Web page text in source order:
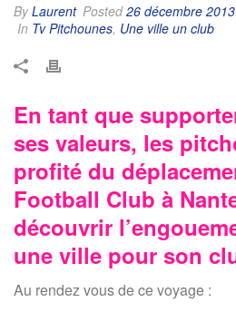
ByLaurent Posted26 décembre 2013
In Tv Pitchounes, Une ville un club
En tant que
ses valeurs, les
profité du
Football Club à
découvrir
une ville pour son
Au rendez vous de ce voyage :